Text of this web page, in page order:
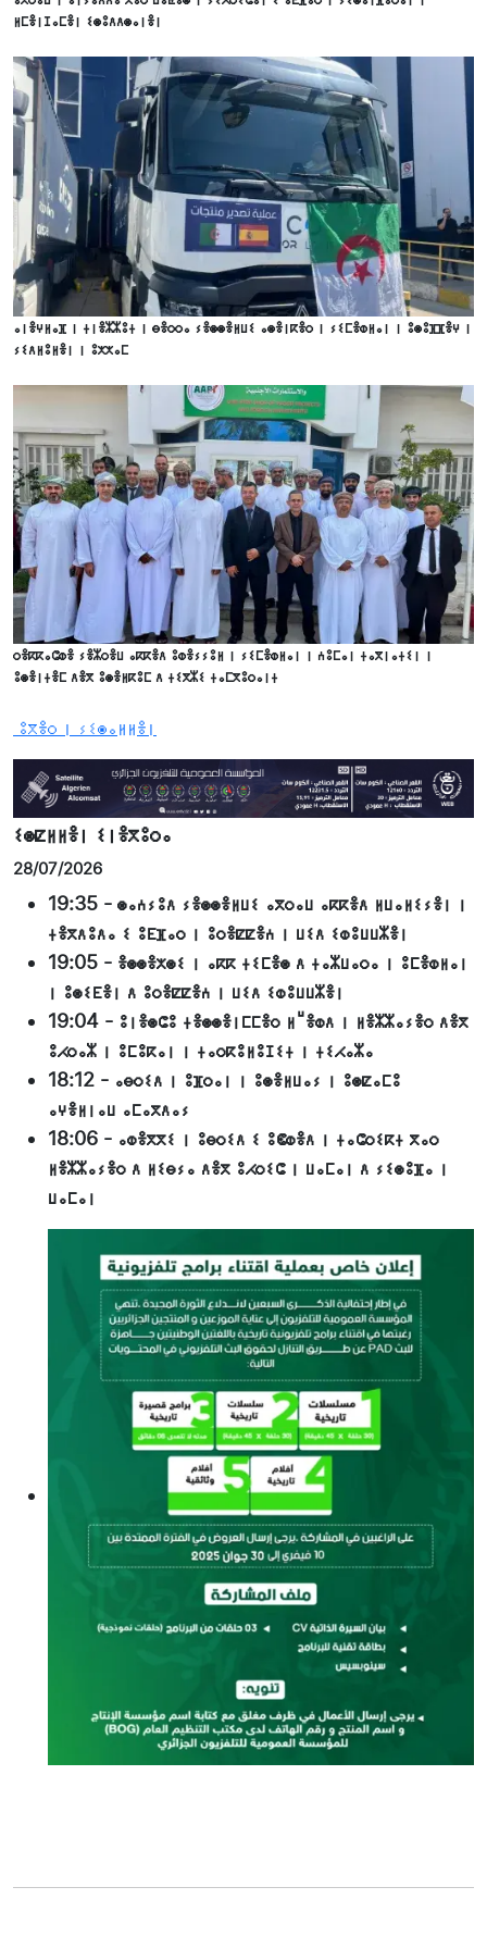
ⵍⵎⴻⵏⵊⴰⵎⴻⵏ ⵉⵙⵓⴷⴷⵙⴰⵏⴻⵏ
ⴰⵏⴻⵖⵍⴰⴼ ⵏ ⵜⵏⴻⵣⵣⵓⵜ ⵏ ⴱⴻⵔⵔⴰ ⵢⴻⵙⵙⴻⵍⵡⵉ ⴰⵙⴻⵏⴽⴻⵔ ⵏ ⵢⵉⵎⴻⵀⵍⴰⵏ ⵏ ⵓⵙⵓⴼⴼⴻⵖ ⵏ
ⵢⵉⴷⵍⵓⵍⴻⵏ ⵏ ⵓⵅⵅⴰⵎ
ⵔⴻⴽⴽⴰⵛⵀⴻ ⵢⴻⵣⵔⴻⵡ ⴰⴽⴽⴻⴷ ⵓⵀⴻⵢⵢⵓⵍ ⵏ ⵢⵉⵎⴻⵀⵍⴰⵏ ⵏ ⵄⵓⵎⴰⵏ ⵜⴰⴳⵏⴰⵜⵉⵏ ⵏ
ⵓⵙⴻⵏⵜⴻⵎ ⴷⴻⴳ ⵓⵙⴻⵍⴽⵓⵎ ⴷ ⵜⵉⴳⵣⵉ ⵜⴰⵎⴳⵓⵔⴰⵏⵜ
ⵓⴳⴻⵔ ⵏ ⵢⵉⵙⴰⵍⵍⴻⵏ
ⵉⵙⵇⵍⵍⴻⵏ ⵉⵏⴻⴳⵓⵔⴰ
28/07/2026
19:35 - ⵙⴰⵄⵢⵓⴷ ⵢⴻⵙⵙⴻⵍⵡⵉ ⴰⴳⵔⴰⵡ ⴰⴽⴽⴻⴷ ⵍⵡⴰⵍⵉⵢⴻⵏ ⵏ
ⵜⴻⴳⴷⵓⴷⴰ ⵉ ⵓⴹⴼⴰⵔ ⵏ ⵓⵔⴻⵇⵇⴻⵄ ⵏ ⵡⵉⴷ ⵉⵀⵓⵡⵡⵣⴻⵏ
19:05 - ⴻⵙⵙⴻⵅⵙⵉ ⵏ ⴰⴽⴽ ⵜⵉⵎⴻⵙ ⴷ ⵜⴰⵣⵡⴰⵔⴰ ⵏ ⵓⵎⴻⵀⵍⴰⵏ
ⵏ ⵓⵙⵉⴹⴻⵏ ⴷ ⵓⵔⴻⵇⵇⴻⵄ ⵏ ⵡⵉⴷ ⵉⵀⵓⵡⵡⵣⴻⵏ
19:04 - ⵓⵏⴻⵙⵛⵓ ⵜⴻⵙⵙⴻⵏⵎⵎⴻⵔ ⵍⵯⴻⵀⴷ ⵏ ⵍⴻⵣⵣⴰⵢⴻⵔ ⴷⴻⴳ
ⵓⵃⵔⴰⵣ ⵏ ⵓⵎⵓⴽⴰⵏ ⵏ ⵜⴰⵔⴽⵓⵍⵓⵊⵉⵜ ⵏ ⵜⵉⵃⴰⵣⴰ
18:12 - ⴰⴱⵔⵉⴷ ⵏ ⵓⴼⵔⴰⵏ ⵏ ⵓⵙⴻⵍⵡⴰⵢ ⵏ ⵓⵙⵇⴰⵎⵓ
ⴰⵖⴻⵍⵏⴰⵡ ⴰⵎⴰⴳⴷⴰⵢ
18:06 - ⴰⵀⴻⴳⴳⵉ ⵏ ⵓⴱⵔⵉⴷ ⵉ ⵓⵞⵀⴻⴷ ⵏ ⵜⴰⵛⵔⵉⴽⵜ ⴳⴰⵔ
ⵍⴻⵣⵣⴰⵢⴻⵔ ⴷ ⵍⵉⴱⵢⴰ ⴷⴻⴳ ⵓⵃⵔⵉⵛ ⵏ ⵡⴰⵎⴰⵏ ⴷ ⵢⵉⵙⵓⴼⴰ ⵏ
ⵡⴰⵎⴰⵏ